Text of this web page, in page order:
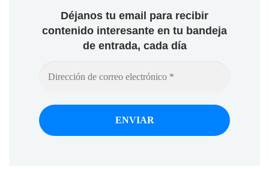
Déjanos tu email para recibir
contenido interesante en tu bandeja
de entrada, cada día